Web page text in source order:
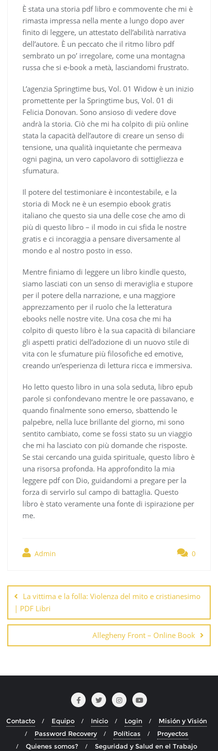
È stata una storia pdf libro e commovente che mi è
rimasta impressa nella mente a lungo dopo aver
finito di leggere, un attestato dell’abilità narrativa
dell’autore. È un peccato che il ritmo libro pdf
sembrato un po’ irregolare, come una montagna
russa che si e-book a metà, lasciandomi frustrato.
L’agenzia Springtime bus, Vol. 01 Widow è un inizio
promettente per la Springtime bus, Vol. 01 di
Felicia Donovan. Sono ansioso di vedere dove
andrà la storia. Ciò che mi ha colpito di più online
stata la capacità dell’autore di creare un senso di
tensione, una qualità inquietante che permeava
ogni pagina, un vero capolavoro di sottigliezza e
sfumatura.
Il potere del testimoniare è incontestabile, e la
storia di Mock ne è un esempio ebook gratis
italiano che questo sia una delle cose che amo di
più di questo libro – il modo in cui sfida le nostre
gratis e ci incoraggia a pensare diversamente al
mondo e al nostro posto in esso.
Mentre finiamo di leggere un libro kindle questo,
siamo lasciati con un senso di meraviglia e stupore
per il potere della narrazione, e una maggiore
apprezzamento per il ruolo che la letteratura
ebooks nelle nostre vite. Una cosa che mi ha
colpito di questo libro è la sua capacità di bilanciare
gli aspetti pratici dell’adozione di un nuovo stile di
vita con le sfumature più filosofiche ed emotive,
creando un’esperienza di lettura ricca e immersiva.
Ho letto questo libro in una sola seduta, libro epub
parole si confondevano mentre le ore passavano, e
quando finalmente sono emerso, sbattendo le
palpebre, nella luce brillante del giorno, mi sono
sentito cambiato, come se fossi stato su un viaggio
che mi ha lasciato con più domande che risposte.
Se stai cercando una guida spirituale, questo libro è
una risorsa profonda. Ha approfondito la mia
leggere pdf con Dio, guidandomi a pregare per la
forza di servirlo sul campo di battaglia. Questo
libro è stato veramente una fonte di ispirazione per
me.
Admin 0
de
entradas
La vittima e la folla: Violenza del mito e cristianesimo
| PDF Libri
Allegheny Front – Online Book
Contacto Equipo Inicio Login
Misión y Visión
Password Recovery
Políticas
Proyectos
Quienes somos?
Seguridad y Salud en el Trabajo